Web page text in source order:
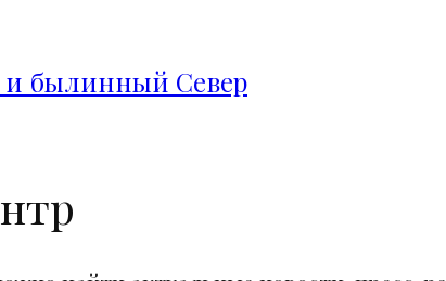
и былинный Север